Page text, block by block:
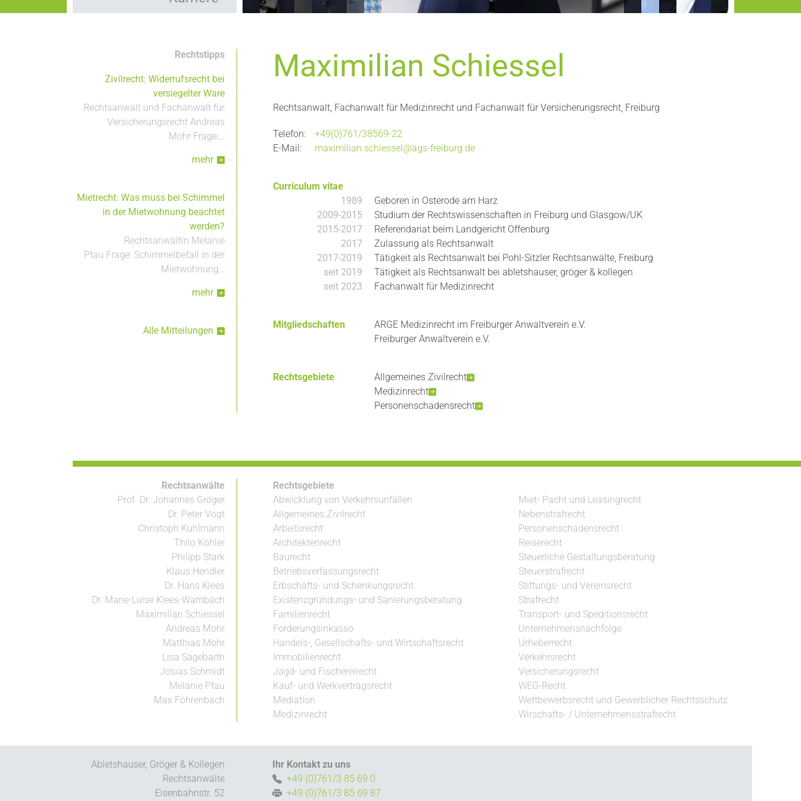
Kooperationen
Rechtstipps
Zivilrecht: Widerrufsrecht bei
versiegelter Ware
Rechtsanwalt und Fachanwalt für
Versicherungsrecht Andreas
Mohr Frage:…
mehr
Mietrecht: Was muss bei Schimmel
in der Mietwohnung beachtet
werden?
Rechtsanwältin Melanie
Pfau Frage: Schimmelbefall in der
Mietwohnung…
mehr
Alle Mitteilungen
Maximilian Schiessel
Rechtsanwalt, Fachanwalt für Medizinrecht und Fachanwalt für Versicherungsrecht, Freiburg
Telefon
+49(0)761/38569-22
E-Mail
maximilian.schiessel@ags-freiburg.de
Curriculum vitae
1989
Geboren in Osterode am Harz
2009-2015
Studium der Rechtswissenschaften in Freiburg und Glasgow/UK
2015-2017
Referendariat beim Landgericht Offenburg
2017
Zulassung als Rechtsanwalt
2017-2019
Tätigkeit als Rechtsanwalt bei Pohl-Sitzler Rechtsanwälte, Freiburg
seit 2019
Tätigkeit als Rechtsanwalt bei abletshauser, gröger & kollegen
seit 2023
Fachanwalt für Medizinrecht
Mitgliedschaften
ARGE Medizinrecht im Freiburger Anwaltverein e.V.
Freiburger Anwaltverein e.V.
Rechtsgebiete
Allgemeines Zivilrecht
Medizinrecht
Personenschadensrecht
Rechtsanwälte
Prof. Dr. Johannes Gröger
Dr. Peter Vogt
Christoph Kuhlmann
Thilo Köhler
Philipp Stark
Klaus Hendler
Dr. Hans Klees
Dr. Marie-Luise Klees-Wambach
Maximilian Schiessel
Andreas Mohr
Matthias Mohr
Lisa Sägebarth
Josias Schmidt
Melanie Pfau
Max Föhrenbach
Rechtsgebiete
Abwicklung von Verkehrsunfällen
Allgemeines Zivilrecht
Arbeitsrecht
Architektenrecht
Baurecht
Betriebsverfassungsrecht
Erbschafts- und Schenkungsrecht
Existenzgründungs- und Sanierungsberatung
Familienrecht
Forderungsinkasso
Handels-, Gesellschafts- und Wirtschaftsrecht
Immobilienrecht
Jagd- und Fischereirecht
Kauf- und Werkvertragsrecht
Mediation
Medizinrecht
Miet- Pacht und Leasingrecht
Nebenstrafrecht
Personenschadensrecht
Reiserecht
Steuerliche Gestaltungsberatung
Steuerstrafrecht
Stiftungs- und Vereinsrecht
Strafrecht
Transport- und Speditionsrecht
Unternehmensnachfolge
Urheberrecht
Verkehrsrecht
Versicherungsrecht
WEG-Recht
Wettbewerbsrecht und Gewerblicher Rechtsschutz
Wirschafts- / Unternehmensstrafrecht
Abletshauser, Gröger & Kollegen
Rechtsanwälte
Eisenbahnstr. 52
Ihr Kontakt zu uns
+49 (0)761/3 85 69 0
+49 (0)761/3 85 69 87